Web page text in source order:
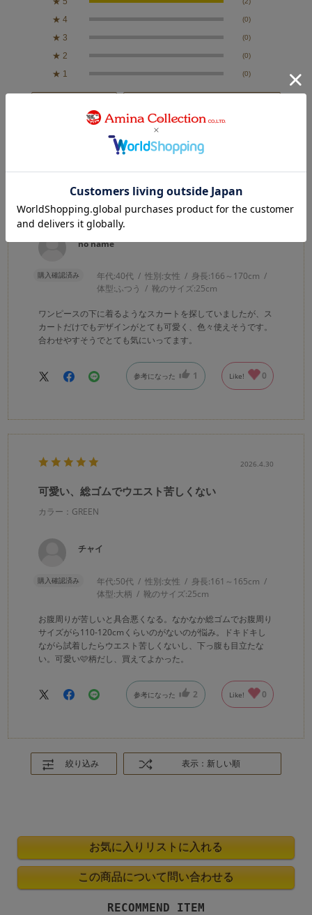
★ 4 (0)
★ 3 (0)
★ 2 (0)
★ 1 (0)
かわいい
カラー：WHITE
no name
購入確認済み 年代:40代 性別:女性 身長:166～170cm
体型:ふつう 靴のサイズ:25cm
ワンピースの下に着るようなスカートを探していましたが、ス
カートだけでもデザインがとても可愛く、色々使えそうです。
合わせやすそうでとても気にいってます。
参考になった 1 Like! 0
2026.4.30
可愛い、総ゴムでウエスト苦しくない
カラー：GREEN
チャイ
購入確認済み 年代:50代 性別:女性 身長:161～165cm
体型:大柄 靴のサイズ:25cm
お腹周りが苦しいと具合悪くなる。なかなか総ゴムでお腹周り
サイズがら110-120cmくらいのがないのが悩み。ドキドキし
ながら試着したらウエスト苦しくないし、下っ腹も目立たな
い。可愛い🩷柄だし、買えてよかった。
参考になった 2 Like! 0
絞り込み 表示：新しい順
RECOMMEND ITEM